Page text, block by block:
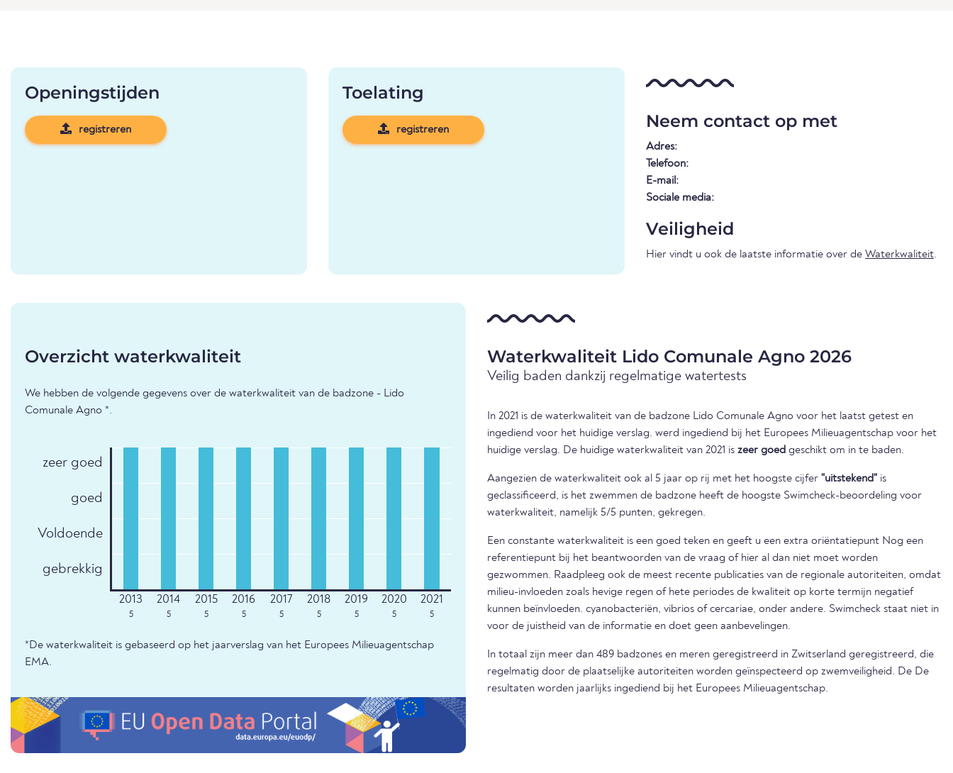
Openingstijden
registreren
Toelating
registreren Neem contact op met
Adres:
Telefoon:
E-mail:
Sociale media:
Veiligheid
Hier vindt u ook de laatste informatie over de Waterkwaliteit.
Overzicht waterkwaliteit
We hebben de volgende gegevens over de waterkwaliteit van de badzone - Lido
Comunale Agno *.
zeer goed
goed
Voldoende
gebrekkig
5 5 5 5 5 5 5 5 5
*De waterkwaliteit is gebaseerd op het jaarverslag van het Europees Milieuagentschap
EMA.
Waterkwaliteit Lido Comunale Agno 2026
Veilig baden dankzij regelmatige watertests
In 2021 is de waterkwaliteit van de badzone Lido Comunale Agno voor het laatst getest en
ingediend voor het huidige verslag. werd ingediend bij het Europees Milieuagentschap voor het
huidige verslag. De huidige waterkwaliteit van 2021 is zeer goed geschikt om in te baden.
Aangezien de waterkwaliteit ook al 5 jaar op rij met het hoogste cijfer "uitstekend" is
geclassificeerd, is het zwemmen de badzone heeft de hoogste Swimcheck-beoordeling voor
waterkwaliteit, namelijk 5/5 punten, gekregen.
Een constante waterkwaliteit is een goed teken en geeft u een extra oriëntatiepunt Nog een
referentiepunt bij het beantwoorden van de vraag of hier al dan niet moet worden
gezwommen. Raadpleeg ook de meest recente publicaties van de regionale autoriteiten, omdat
milieu-invloeden zoals hevige regen of hete periodes de kwaliteit op korte termijn negatief
kunnen beïnvloeden. cyanobacteriën, vibrios of cercariae, onder andere. Swimcheck staat niet in
voor de juistheid van de informatie en doet geen aanbevelingen.
In totaal zijn meer dan 489 badzones en meren geregistreerd in Zwitserland geregistreerd, die
regelmatig door de plaatselijke autoriteiten worden geïnspecteerd op zwemveiligheid. De De
resultaten worden jaarlijks ingediend bij het Europees Milieuagentschap.